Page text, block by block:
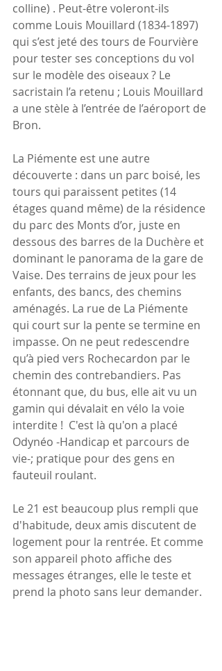
colline) . Peut-être voleront-ils
comme Louis Mouillard (1834-1897)
qui s’est jeté des tours de Fourvière
pour tester ses conceptions du vol
sur le modèle des oiseaux ? Le
sacristain l’a retenu ; Louis Mouillard
a une stèle à l’entrée de l’aéroport de
Bron.
La Piémente est une autre
découverte : dans un parc boisé, les
tours qui paraissent petites (14
étages quand même) de la résidence
du parc des Monts d’or, juste en
dessous des barres de la Duchère et
dominant le panorama de la gare de
Vaise. Des terrains de jeux pour les
enfants, des bancs, des chemins
aménagés. La rue de La Piémente
qui court sur la pente se termine en
impasse. On ne peut redescendre
qu’à pied vers Rochecardon par le
chemin des contrebandiers. Pas
étonnant que, du bus, elle ait vu un
gamin qui dévalait en vélo la voie
interdite !  C'est là qu'on a placé
Odynéo -Handicap et parcours de
vie-; pratique pour des gens en
fauteuil roulant.
Le 21 est beaucoup plus rempli que
d'habitude, deux amis discutent de
logement pour la rentrée. Et comme
son appareil photo affiche des
messages étranges, elle le teste et
prend la photo sans leur demander.